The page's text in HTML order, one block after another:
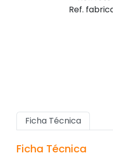
Ref.
Ficha Técnica
Ficha Técnica